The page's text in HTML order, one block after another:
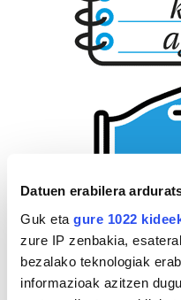
Datuen erabilera
Guk eta gure 1022
zure IP zenbakia,
bezalako teknologiak
informazioak azitzen